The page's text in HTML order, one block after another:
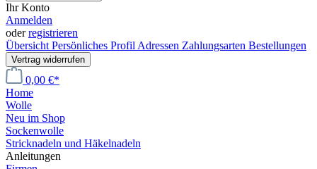
Ihr Konto
Anmelden
oderregistrieren
Übersicht Persönliches Profil Adressen Zahlungsarten Bestellungen
Vertrag widerrufen
0,00 €*
Home
Wolle
Neu im Shop
Sockenwolle
Stricknadeln und Häkelnadeln
Anleitungen